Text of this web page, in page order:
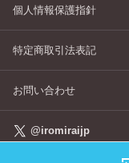
個人情報保護指針
特定商取引法表記
お問い合わせ
@iromiraijp